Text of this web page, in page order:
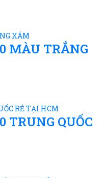
MÀU TRẮNG
TRUNG QUỐC